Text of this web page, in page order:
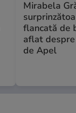
Mirabela
flancată de
aflat
de Apel